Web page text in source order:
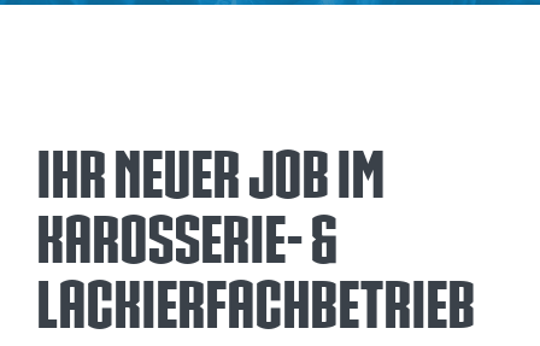
Ihr neuer Job im
Karosserie- &
Lackierfachbetrieb